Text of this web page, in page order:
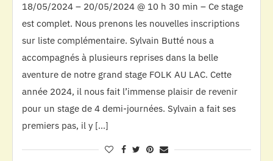
18/05/2024 – 20/05/2024 @ 10 h 30 min – Ce stage
est complet. Nous prenons les nouvelles inscriptions
sur liste complémentaire. Sylvain Butté nous a
accompagnés à plusieurs reprises dans la belle
aventure de notre grand stage FOLK AU LAC. Cette
année 2024, il nous fait l’immense plaisir de revenir
pour un stage de 4 demi-journées. Sylvain a fait ses
premiers pas, il y […]